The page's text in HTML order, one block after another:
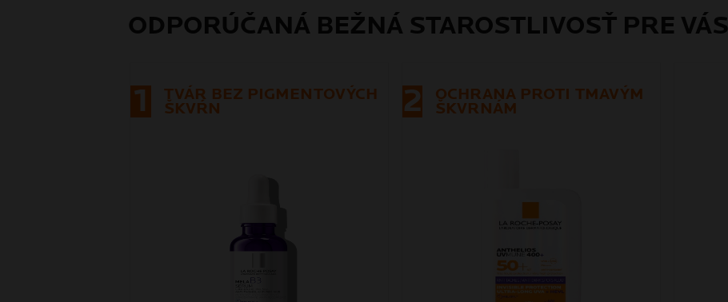
ODPORÚČANÁ BEŽNÁ STAROSTLIVOSŤ PRE VÁS
1 TVÁR BEZ PIGMENTOVÝCH
ŠKVŔN 2 OCHRANA PROTI TMAVÝM
ŠKVRNÁM